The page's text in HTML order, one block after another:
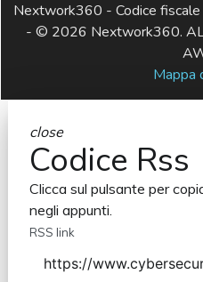
Nextwork360 - Codice
- © 2026 Nextwork360.
Mappa
close
Codice Rss
Clicca sul pulsante per
negli appunti.
RSS link